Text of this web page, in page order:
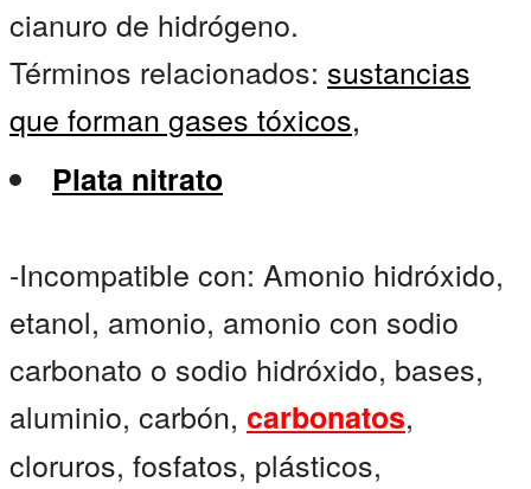
cianuro de hidrógeno.
Términos relacionados: sustancias
que forman gases tóxicos,
Plata nitrato
-Incompatible con: Amonio hidróxido,
etanol, amonio, amonio con sodio
carbonato o sodio hidróxido, bases,
aluminio, carbón, carbonatos,
cloruros, fosfatos, plásticos,